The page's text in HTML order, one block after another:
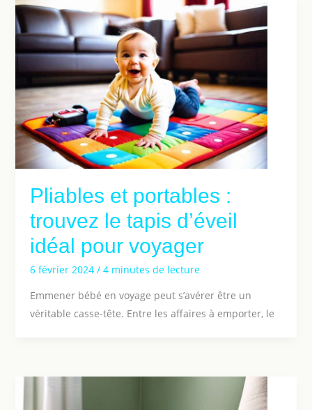
Pliables et portables :
trouvez le tapis d’éveil
idéal pour voyager
6 février 2024 / 4 minutes de lecture
Emmener bébé en voyage peut s’avérer être un
véritable casse-tête. Entre les affaires à emporter, le